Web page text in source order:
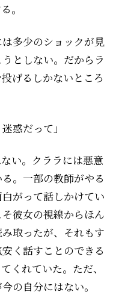
。
多少のショックが見
としない。だからラ
げるしかないところ
惑だって」
い。クララには悪意
。一部の教師がやる
がって話しかけてい
彼女の視線からほん
取ったが、それもす
く話すことのできる
くれていた。ただ、
の自分にはない。